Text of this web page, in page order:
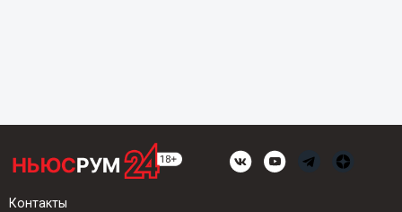
Контакты